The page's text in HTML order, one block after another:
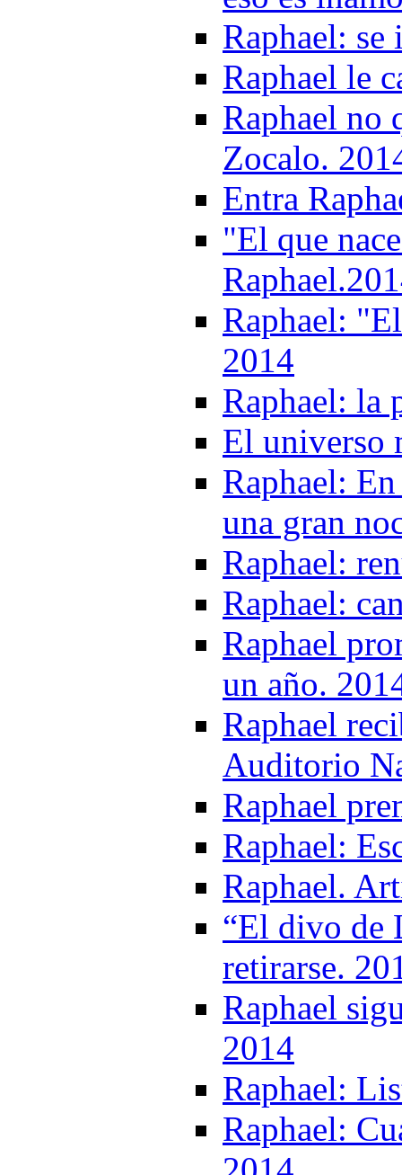
Raphael: se
Raphael le
Raphael no
Zocalo.
Entra
"El que
Raphael:
2014
Raphael: la
El universo
Raphael:
una gran
Raphael:
Raphael:
Raphael
un año.
Raphael
Auditorio
Raphael
Raphael:
Raphael.
“El divo de
retirarse.
Raphael
2014
Raphael:
Raphael: